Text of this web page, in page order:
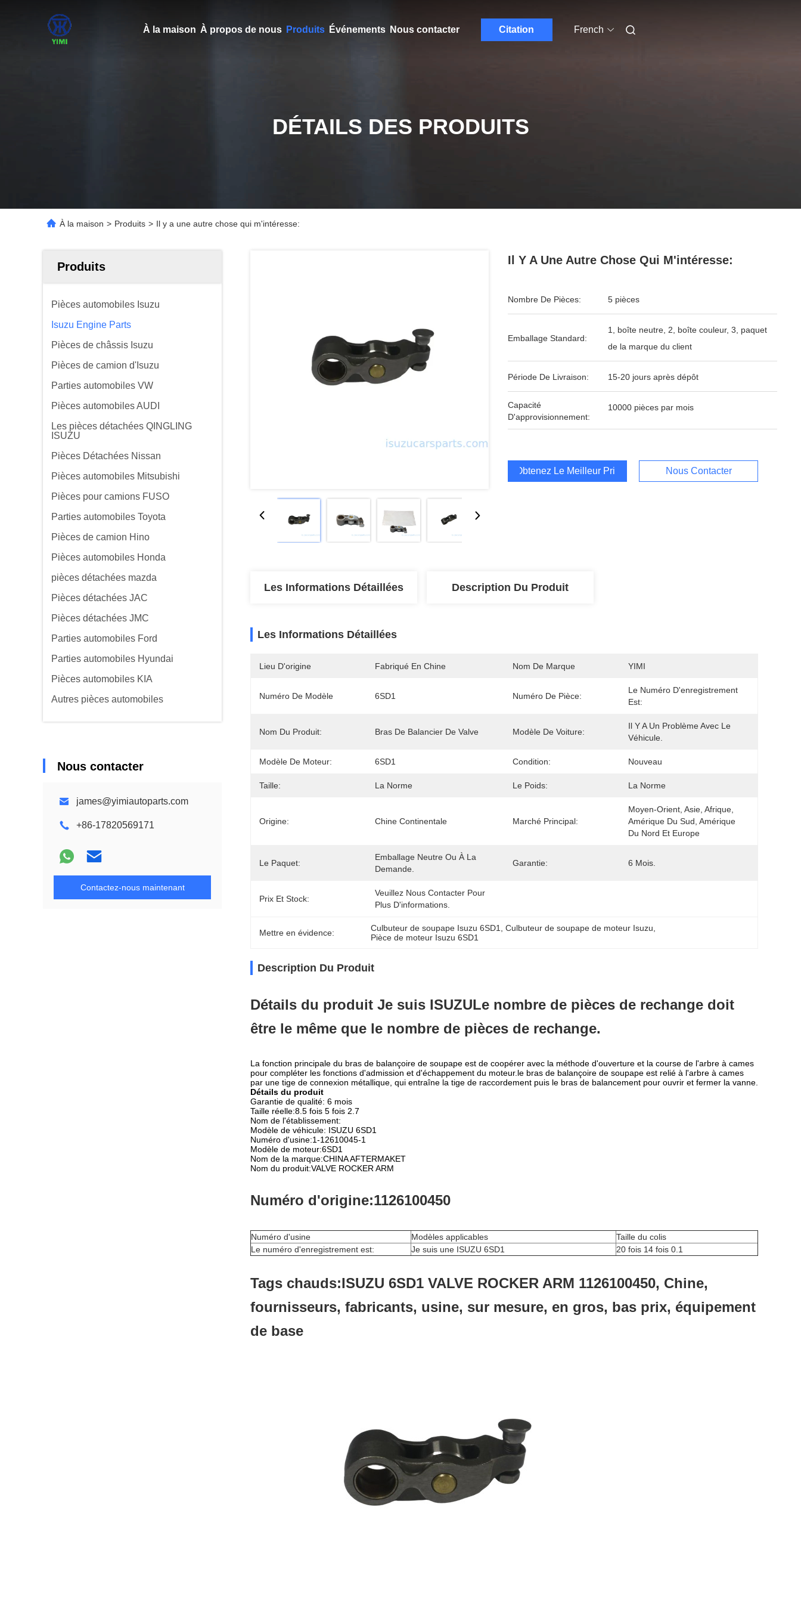
À la maison À propos de nous Produits Événements Nous contacter Citation French
DÉTAILS DES PRODUITS
À la maison > Produits > Il y a une autre chose qui m'intéresse:
Produits
Pièces automobiles Isuzu
Isuzu Engine Parts
Pièces de châssis Isuzu
Pièces de camion d'Isuzu
Parties automobiles VW
Pièces automobiles AUDI
Les pièces détachées QINGLING
ISUZU
Pièces Détachées Nissan
Pièces automobiles Mitsubishi
Pièces pour camions FUSO
Parties automobiles Toyota
Pièces de camion Hino
Pièces automobiles Honda
pièces détachées mazda
Pièces détachées JAC
Pièces détachées JMC
Parties automobiles Ford
Parties automobiles Hyundai
Pièces automobiles KIA
Autres pièces automobiles
Nous contacter
james@yimiautoparts.com
+86-17820569171
Contactez-nous maintenant
Il Y A Une Autre Chose Qui M'intéresse:
Nombre De Pièces: 5 pièces
Emballage Standard:
1, boîte neutre, 2, boîte couleur, 3, paquet
de la marque du client
Période De Livraison: 15-20 jours après dépôt
Capacité
D'approvisionnement:
10000 pièces par mois
Obtenez Le Meilleur Prix Nous Contacter
Les Informations Détaillées Description Du Produit
Les Informations Détaillées
Lieu D'origine Fabriqué En Chine Nom De Marque YIMI
Numéro De Modèle 6SD1 Numéro De Pièce:
Le Numéro D'enregistrement
Est:
Nom Du Produit: Bras De Balancier De Valve Modèle De Voiture:
Il Y A Un Problème Avec Le
Véhicule.
Modèle De Moteur: 6SD1 Condition: Nouveau
Taille: La Norme Le Poids: La Norme
Origine: Chine Continentale Marché Principal:
Moyen-Orient, Asie, Afrique,
Amérique Du Sud, Amérique
Du Nord Et Europe
Le Paquet:
Emballage Neutre Ou À La
Demande.
Garantie: 6 Mois.
Prix Et Stock:
Veuillez Nous Contacter Pour
Plus D'informations.
Mettre en évidence: Culbuteur de soupape Isuzu 6SD1 , Culbuteur de soupape de moteur Isuzu
Pièce de moteur Isuzu 6SD1
Description Du Produit
Détails du produit Je suis ISUZULe nombre de pièces de rechange doit
être le même que le nombre de pièces de rechange.
La fonction principale du bras de balançoire de soupape est de coopérer avec la méthode d'ouverture et la course de l'arbre à cames
pour compléter les fonctions d'admission et d'échappement du moteur.le bras de balançoire de soupape est relié à l'arbre à cames
par une tige de connexion métallique, qui entraîne la tige de raccordement puis le bras de balancement pour ouvrir et fermer la vanne.
Détails du produit
Garantie de qualité: 6 mois
Taille réelle:8.5 fois 5 fois 2.7
Nom de l'établissement:
Modèle de véhicule: ISUZU 6SD1
Numéro d'usine:1-12610045-1
Modèle de moteur:6SD1
Nom de la marque:CHINA AFTERMAKET
Nom du produit:VALVE ROCKER ARM
Numéro d'origine:1126100450
Numéro d'usine Modèles applicables
Taille du colis
Le numéro d'enregistrement est:
Je suis une ISUZU 6SD1 20 fois 14 fois 0.1
Tags chauds:ISUZU 6SD1 VALVE ROCKER ARM 1126100450, Chine,
fournisseurs, fabricants, usine, sur mesure, en gros, bas prix, équipement
de base